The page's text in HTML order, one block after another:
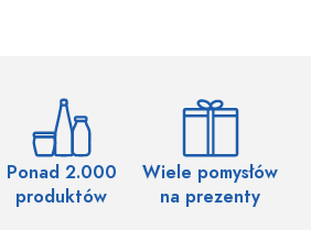
Ponad 2.000
produktów
Wiele pomysłów
na prezenty